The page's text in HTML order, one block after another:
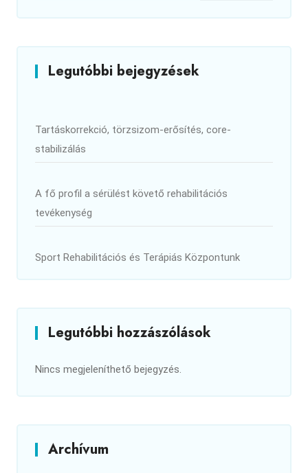
Legutóbbi bejegyzések
Tartáskorrekció, törzsizom-erősítés, core-
stabilizálás
A fő profil a sérülést követő rehabilitációs
tevékenység
Sport Rehabilitációs és Terápiás Központunk
Legutóbbi hozzászólások
Nincs megjeleníthető bejegyzés.
Archívum